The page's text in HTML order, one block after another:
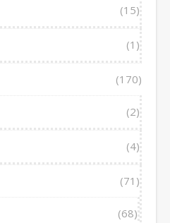
(15)
(1)
(170)
(2)
(4)
(71)
(68)